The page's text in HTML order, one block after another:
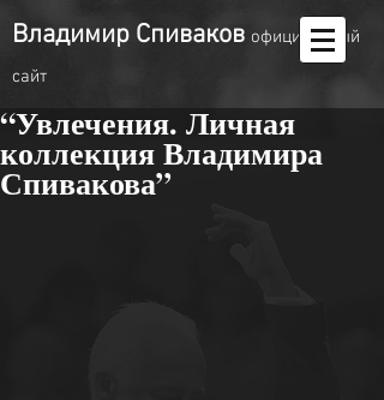
Владимир Спиваков oфициальный
сайт
“Увлечения. Личная
коллекция Владимира
Спивакова”